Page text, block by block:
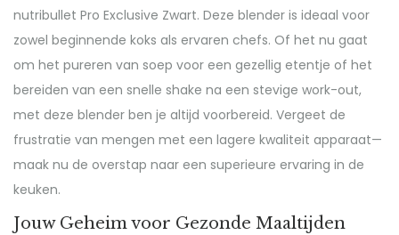
nutribullet Pro Exclusive Zwart. Deze blender is ideaal voor
zowel beginnende koks als ervaren chefs. Of het nu gaat
om het pureren van soep voor een gezellig etentje of het
bereiden van een snelle shake na een stevige work-out,
met deze blender ben je altijd voorbereid. Vergeet de
frustratie van mengen met een lagere kwaliteit apparaat—
maak nu de overstap naar een superieure ervaring in de
keuken.
Jouw Geheim voor Gezonde Maaltijden